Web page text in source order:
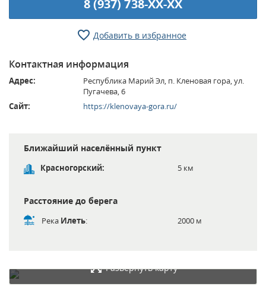
8 (937) 738-XX-XX
Добавить в избранное
Контактная информация
Адрес:
Республика Марий Эл, п. Кленовая гора, ул.
Пугачева, 6
Сайт:
https://klenovaya-gora.ru/
Ближайший населённый пункт
Красногорский: 5 км
Расстояние до берега
Река Илеть: 2000 м
Развернуть карту